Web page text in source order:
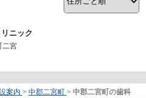
ニック
二宮
案内 > 中郡二宮町 > 中郡二宮町の歯科